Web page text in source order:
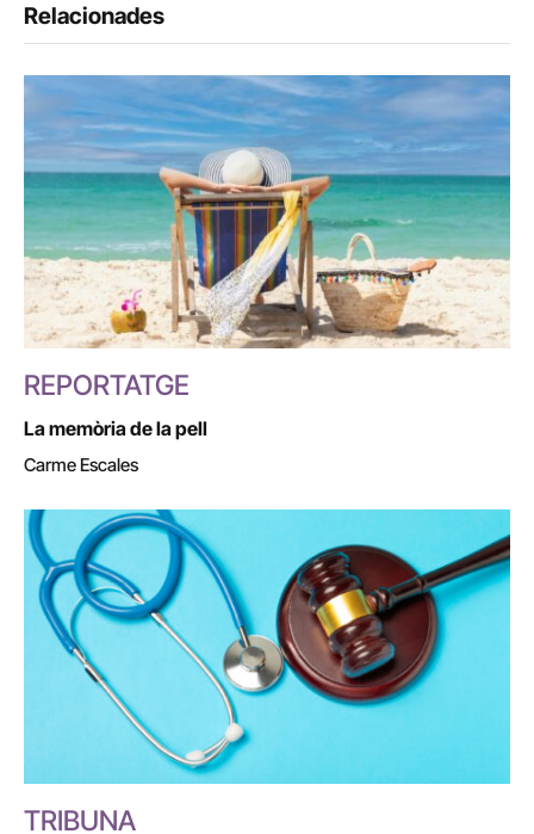
Relacionades
REPORTATGE
La memòria de la pell
Carme Escales
TRIBUNA